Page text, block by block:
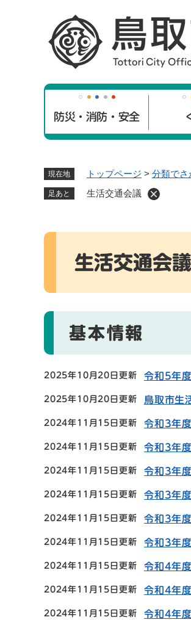
防災・消防・安全
現在地 トップページ > 分類でさ
足あと 生活交通会議
本
生活交通会議
基本情報
2025年10月20日更新 令和5年
2025年10月20日更新 鳥取市生
2024年11月15日更新 令和3年
2024年11月15日更新 令和3年
2024年11月15日更新 令和3年
2024年11月15日更新 令和3年
2024年11月15日更新 令和3年
2024年11月15日更新 令和3年
2024年11月15日更新 令和4年
2024年11月15日更新 令和4年
2024年11月15日更新 令和4年